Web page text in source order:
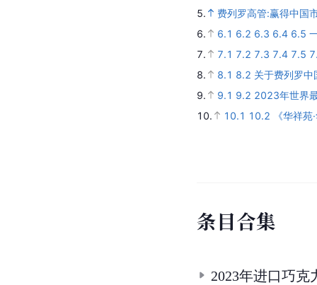
5.
费列罗高管:赢得中国
6.
6.1 6.2 6.3 6.4 6.5
7.
7.1 7.2 7.3 7.4 7.5
8.
8.1 8.2 关于费列罗中
9.
9.1 9.2 2023年世界
10.
10.1 10.2 《华祥
条目合集
2023年进口巧克